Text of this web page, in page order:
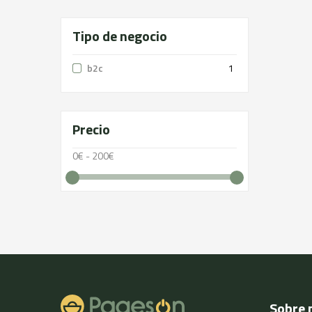
Tipo de negocio
b2c 1
Precio
0€ - 200€